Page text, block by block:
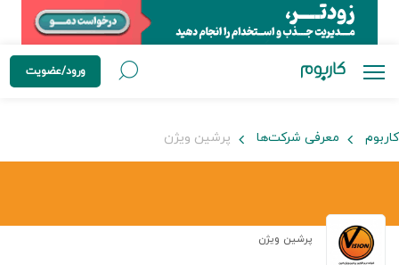
ورود/عضویت
کاربوم معرفی شرکت‌ها پرشین ویژن
پرشین ویژن